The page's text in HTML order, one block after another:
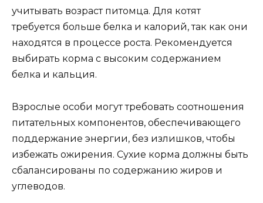
учитывать возраст питомца. Для котят
требуется больше белка и калорий, так как они
находятся в процессе роста. Рекомендуется
выбирать корма с высоким содержанием
белка и кальция.
Взрослые особи могут требовать соотношения
питательных компонентов, обеспечивающего
поддержание энергии, без излишков, чтобы
избежать ожирения. Сухие корма должны быть
сбалансированы по содержанию жиров и
углеводов.